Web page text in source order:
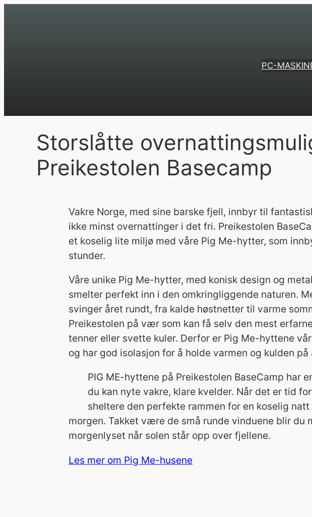
PC-
Storslåtte
Preikestolen Basecamp
Vakre Norge, med sine barske fjell, innbyr til
ikke minst overnattinger i det fri. Preikestolen
et koselig lite miljø med våre Pig Me-hytter, som
stunder.
Våre unike Pig Me-hytter, med konisk design og
smelter perfekt inn i den omkringliggende naturen.
svinger året rundt, fra kalde høstnetter til varme
Preikestolen på vær som kan få selv den mest
tenner eller svette kuler. Derfor er Pig Me-hyttene
og har god isolasjon for å holde varmen og kulden på
PIG ME-hyttene på Preikestolen BaseCamp har
du kan nyte vakre, klare kvelder. Når det er tid
sheltere den perfekte rammen for en koselig natt
morgen. Takket være de små runde vinduene blir du
morgenlyset når solen står opp over fjellene.
Les mer om Pig Me-husene